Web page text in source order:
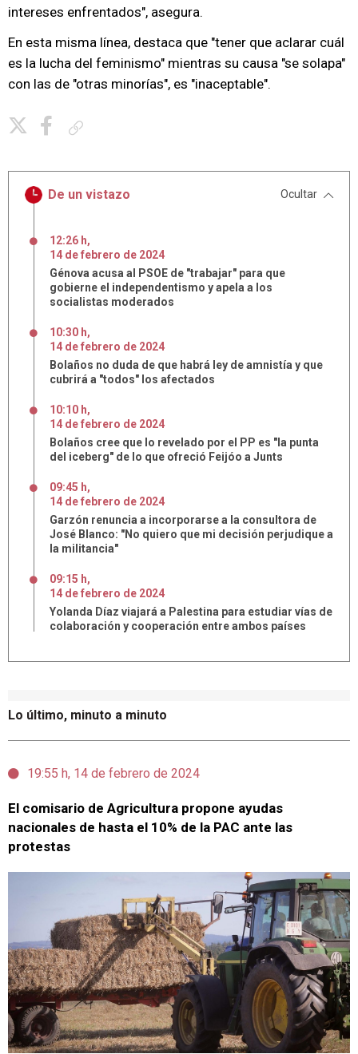
intereses enfrentados", asegura.
En esta misma línea, destaca que "tener que aclarar cuál
es la lucha del feminismo" mientras su causa "se solapa"
con las de "otras minorías", es "inaceptable".
Lo último, minuto a minuto
19:55 h, 14 de febrero de 2024
El comisario de Agricultura propone ayudas
nacionales de hasta el 10% de la PAC ante las
protestas
De un vistazo Ocultar
12:26 h,
14 defebrero de 2024
Génova acusa al PSOE de "trabajar" para que
gobierne el independentismo y apela a los
socialistas moderados
10:30 h,
14 defebrero de 2024
Bolaños no duda de que habrá ley de amnistía y que
cubrirá a "todos" los afectados
10:10 h,
14 defebrero de 2024
Bolaños cree que lo revelado por el PP es "la punta
del iceberg" de lo que ofreció Feijóo a Junts
09:45 h,
14 defebrero de 2024
Garzón renuncia a incorporarse a la consultora de
José Blanco: "No quiero que mi decisión perjudique a
la militancia"
09:15 h,
14 defebrero de 2024
Yolanda Díaz viajará a Palestina para estudiar vías de
colaboración y cooperación entre ambos países